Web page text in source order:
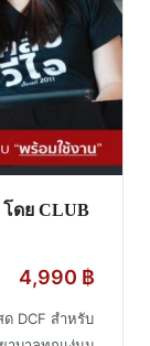
ดย CLUB
4,990 ฿
DCF สำหรับ